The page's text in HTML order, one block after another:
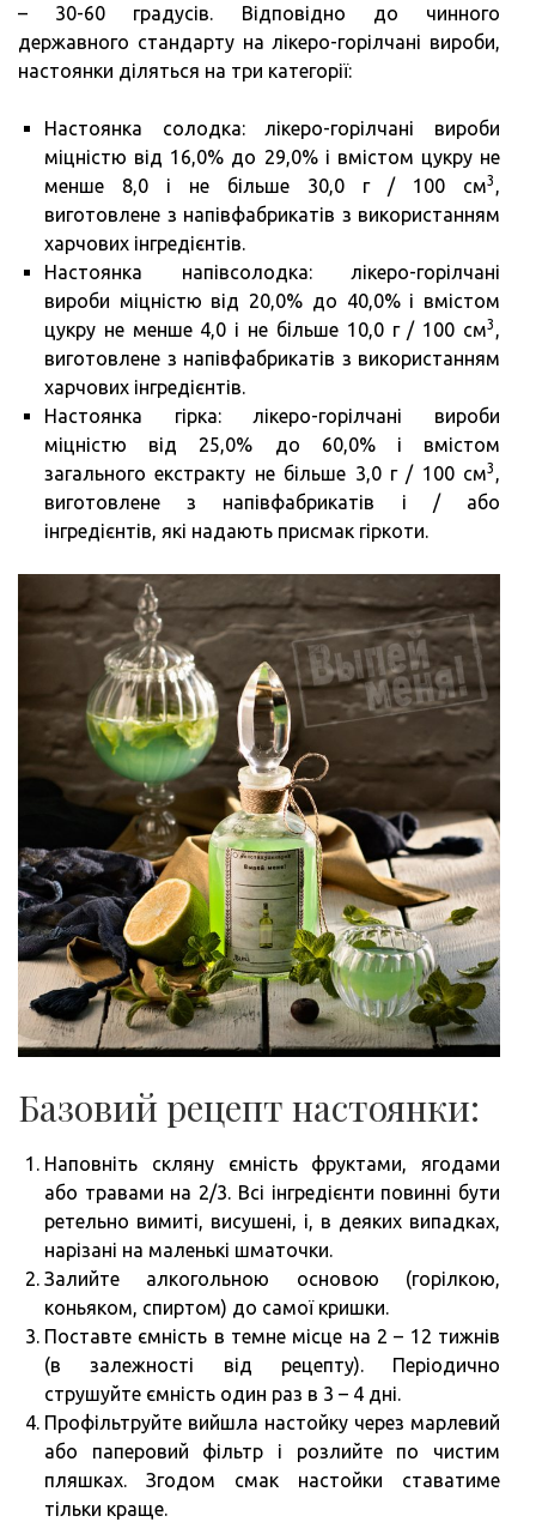
– 30-60 градусів. Відповідно до чинного
державного стандарту на лікеро-горілчані вироби,
настоянки діляться на три категорії:
Настоянка солодка: лікеро-горілчані вироби
міцністю від 16,0% до 29,0% і вмістом цукру не
менше 8,0 і не більше 30,0 г / 100 см3 ,
виготовлене з напівфабрикатів з використанням
харчових інгредієнтів.
Настоянка напівсолодка: лікеро-горілчані
вироби міцністю від 20,0% до 40,0% і вмістом
цукру не менше 4,0 і не більше 10,0 г / 100 см3 ,
виготовлене з напівфабрикатів з використанням
харчових інгредієнтів.
Настоянка гірка: лікеро-горілчані вироби
міцністю від 25,0% до 60,0% і вмістом
загального екстракту не більше 3,0 г / 100 см3 ,
виготовлене з напівфабрикатів і / або
інгредієнтів, які надають присмак гіркоти.
Базовий рецепт настоянки:
Наповніть скляну ємність фруктами, ягодами
або травами на 2/3. Всі інгредієнти повинні бути
ретельно вимиті, висушені, і, в деяких випадках,
нарізані на маленькі шматочки.
Залийте алкогольною основою (горілкою,
коньяком, спиртом) до самої кришки.
Поставте ємність в темне місце на 2 – 12 тижнів
(в залежності від рецепту). Періодично
струшуйте ємність один раз в 3 – 4 дні.
Профільтруйте вийшла настойку через марлевий
або паперовий фільтр і розлийте по чистим
пляшках. Згодом смак настойки ставатиме
тільки краще.